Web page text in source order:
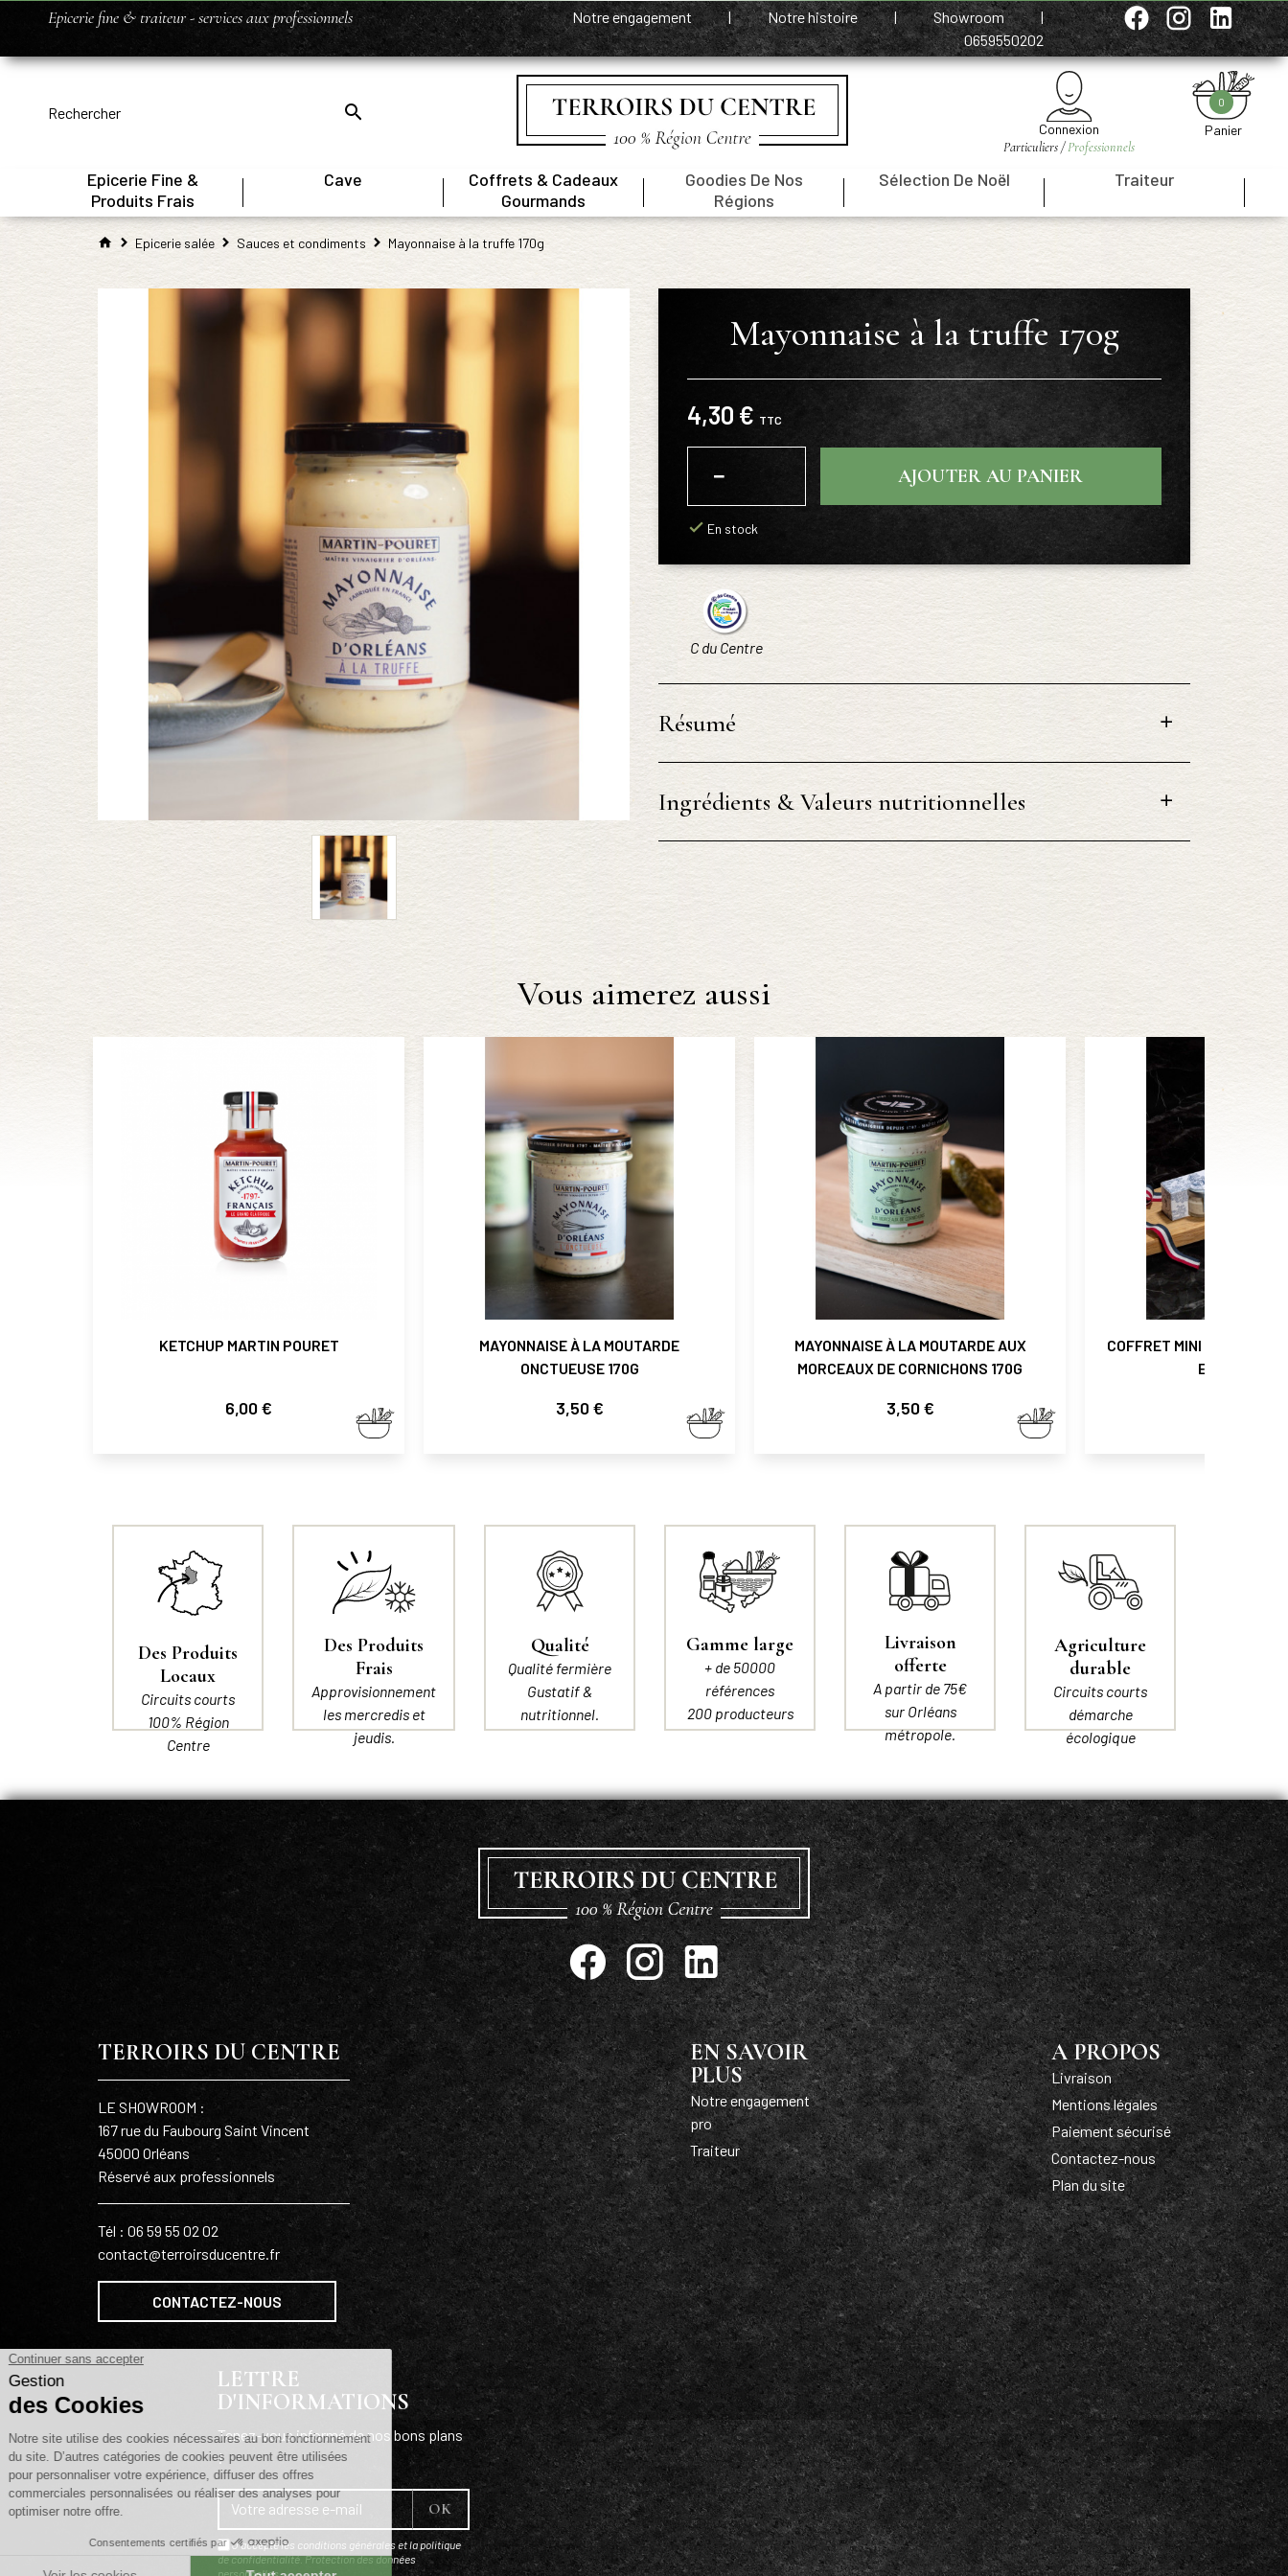
Epicerie fine & traiteur - services aux professionnels Notre engagement | Notre histoire | Showroom
|
0659550202
Connexion
Particuliers /Professionnels
Panier
0
Epicerie Fine &
Produits Frais
Cave
Coffrets & Cadeaux
Gourmands
Goodies De Nos
Régions
Sélection De Noël Traiteur
Epicerie salée Sauces et condiments Mayonnaise à la truffe 170g
Mayonnaise à la truffe 170g
4,30 € TTC
−
+
AJOUTER AU PANIER
En stock
C du Centre
Résumé
Ingrédients & Valeurs nutritionnelles
Vous aimerez aussi
KETCHUP MARTIN POURET
Prix
6,00 €
MAYONNAISE À LA MOUTARDE
ONCTUEUSE 170G
Prix
3,50 €
MAYONNAISE À LA MOUTARDE AUX
MORCEAUX DE CORNICHONS 170G
Prix
3,50 €
COFFRET MINI
ET KETCHUP
Des Produits
Locaux
Circuits courts
100% Région
Centre
Des Produits
Frais
Approvisionnement
les mercredis et
jeudis.
Qualité
Qualité fermière
Gustatif &
nutritionnel.
Gamme large
+ de 50000
références
200 producteurs
Livraison
offerte
A partir de 75€
sur Orléans
métropole.
Agriculture
durable
Circuits courts
démarche
écologique
TERROIRS DU CENTRE
LE SHOWROOM :
167 rue du Faubourg Saint Vincent
45000 Orléans
Réservé aux professionnels
Tél : 06 59 55 02 02
contact@terroirsducentre.fr
CONTACTEZ-NOUS
EN SAVOIR
PLUS
Notre engagement
pro
Traiteur
A PROPOS
Livraison
Mentions légales
Paiement sécurisé
Contactez-nous
Plan du site
LETTRE
D'INFORMATIONS
Tenez-vous informé de nos bons plans
!
J'accepte les conditions générales et la politique
de confidentialité.Protection des données
personnelles.